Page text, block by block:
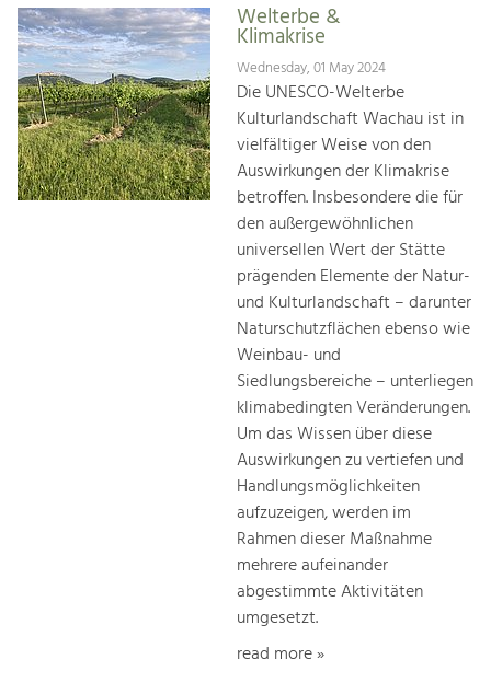
Welterbe &
Klimakrise
Wednesday, 01 May 2024
Die UNESCO-Welterbe
Kulturlandschaft Wachau ist in
vielfältiger Weise von den
Auswirkungen der Klimakrise
betroffen. Insbesondere die für
den außergewöhnlichen
universellen Wert der Stätte
prägenden Elemente der Natur-
und Kulturlandschaft – darunter
Naturschutzflächen ebenso wie
Weinbau- und
Siedlungsbereiche – unterliegen
klimabedingten Veränderungen.
Um das Wissen über diese
Auswirkungen zu vertiefen und
Handlungsmöglichkeiten
aufzuzeigen, werden im
Rahmen dieser Maßnahme
mehrere aufeinander
abgestimmte Aktivitäten
umgesetzt.
read more »